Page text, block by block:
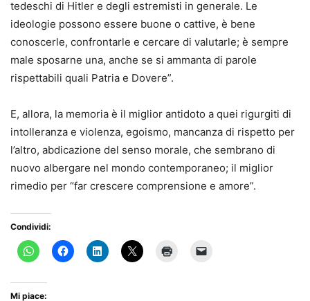
tedeschi di Hitler e degli estremisti in generale. Le
ideologie possono essere buone o cattive, è bene
conoscerle, confrontarle e cercare di valutarle; è sempre
male sposarne una, anche se si ammanta di parole
rispettabili quali Patria e Dovere”.
E, allora, la memoria è il miglior antidoto a quei rigurgiti di
intolleranza e violenza, egoismo, mancanza di rispetto per
l’altro, abdicazione del senso morale, che sembrano di
nuovo albergare nel mondo contemporaneo; il miglior
rimedio per “far crescere comprensione e amore”.
Condividi:
Mi piace: